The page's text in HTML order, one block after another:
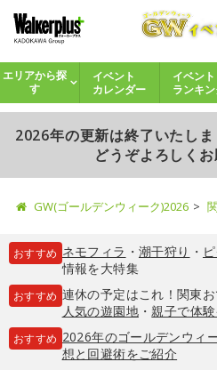
エリアから探
す
イベント
カレンダー
イベント
ランキ
2026年の更新は終了いたし
どうぞよろしくお
GW(ゴールデンウィーク)2026
おすすめ ネモフィラ ・ 潮干狩り ・
情報を大特集
おすすめ 連休の予定はこれ！関東
人気の遊園地・親子で体
おすすめ 2026年のゴールデンウィ
想と回避術をご紹介